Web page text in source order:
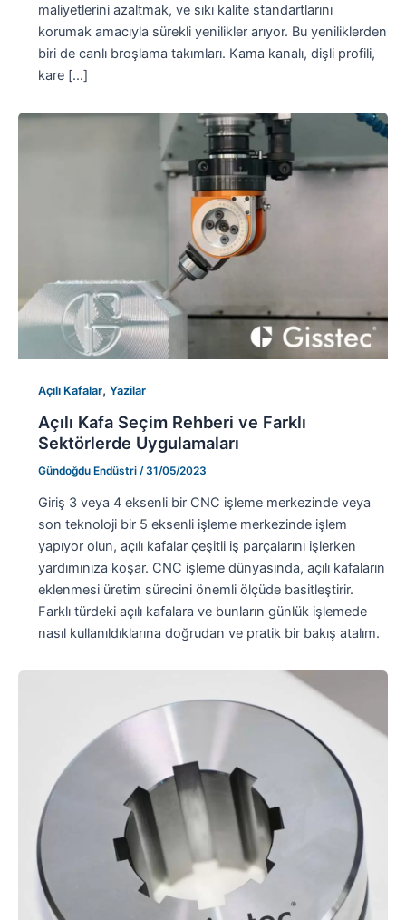
maliyetlerini azaltmak, ve sıkı kalite standartlarını
korumak amacıyla sürekli yenilikler arıyor. Bu yeniliklerden
biri de canlı broşlama takımları. Kama kanalı, dişli profili,
kare […]
Açılı Kafalar, Yazilar
Açılı Kafa Seçim Rehberi ve Farklı
Sektörlerde Uygulamaları
Gündoğdu Endüstri /31/05/2023
Giriş 3 veya 4 eksenli bir CNC işleme merkezinde veya
son teknoloji bir 5 eksenli işleme merkezinde işlem
yapıyor olun, açılı kafalar çeşitli iş parçalarını işlerken
yardımınıza koşar. CNC işleme dünyasında, açılı kafaların
eklenmesi üretim sürecini önemli ölçüde basitleştirir.
Farklı türdeki açılı kafalara ve bunların günlük işlemede
nasıl kullanıldıklarına doğrudan ve pratik bir bakış atalım.